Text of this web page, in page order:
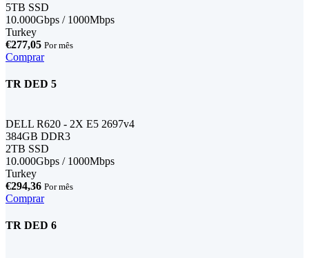
5TB SSD
10.000Gbps / 1000Mbps
Turkey
€277,05 Por mês
Comprar
TR DED 5
DELL R620 - 2X E5 2697v4
384GB DDR3
2TB SSD
10.000Gbps / 1000Mbps
Turkey
€294,36 Por mês
Comprar
TR DED 6